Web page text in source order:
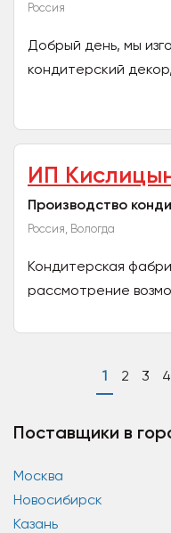
Россия
Добрый день, мы
кондитерский
ИП
Производство
Россия, Вологда
Кондитерская
рассмотрение
глазури с
1 2 3 4
Поставщики в
Москва
Новосибирск
Казань